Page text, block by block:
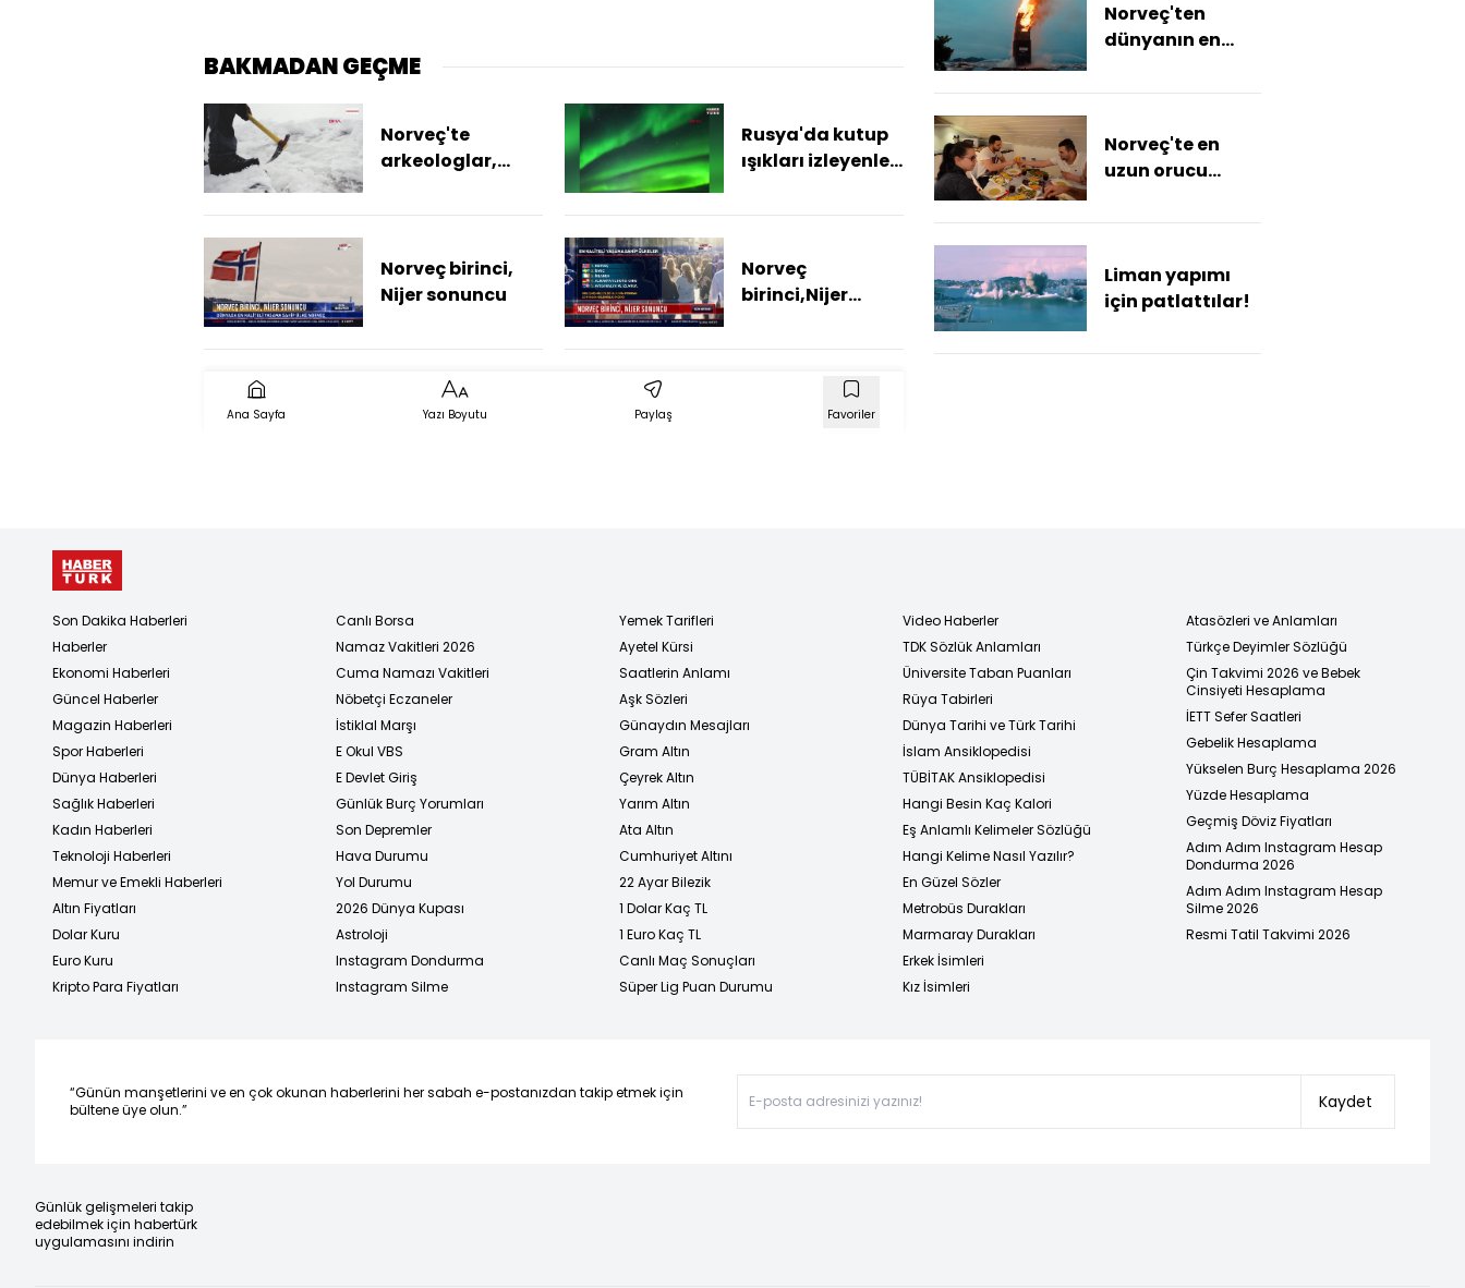
BAKMADAN GEÇME
Norveç'te
arkeologlar,
yıllık kayak
Rusya'da kutup
ışıkları izleyenleri
Norveç birinci,
Nijer sonuncu
Norveç
birinci,Nijer
Ana Sayfa Yazı Boyutu Paylaş Favoriler
Norveç'ten
dünyanın en
rekoru
Norveç'te en
uzun orucu
Liman yapımı
için patlattılar!
Son Dakika Haberleri
Haberler
Ekonomi Haberleri
Güncel Haberler
Magazin Haberleri
Spor Haberleri
Dünya Haberleri
Sağlık Haberleri
Kadın Haberleri
Teknoloji Haberleri
Memur ve Emekli Haberleri
Altın Fiyatları
Dolar Kuru
Euro Kuru
Kripto Para Fiyatları
Canlı Borsa
Namaz Vakitleri 2026
Cuma Namazı Vakitleri
Nöbetçi Eczaneler
İstiklal Marşı
E Okul VBS
E Devlet Giriş
Günlük Burç Yorumları
Son Depremler
Hava Durumu
Yol Durumu
2026 Dünya Kupası
Astroloji
Instagram Dondurma
Instagram Silme
Yemek Tarifleri
Ayetel Kürsi
Saatlerin Anlamı
Aşk Sözleri
Günaydın Mesajları
Gram Altın
Çeyrek Altın
Yarım Altın
Ata Altın
Cumhuriyet Altını
22 Ayar Bilezik
1 Dolar Kaç TL
1 Euro Kaç TL
Canlı Maç Sonuçları
Süper Lig Puan Durumu
Video Haberler
TDK Sözlük Anlamları
Üniversite Taban Puanları
Rüya Tabirleri
Dünya Tarihi ve Türk Tarihi
İslam Ansiklopedisi
TÜBİTAK Ansiklopedisi
Hangi Besin Kaç Kalori
Eş Anlamlı Kelimeler Sözlüğü
Hangi Kelime Nasıl Yazılır?
En Güzel Sözler
Metrobüs Durakları
Marmaray Durakları
Erkek İsimleri
Kız İsimleri
Atasözleri ve Anlamları
Türkçe Deyimler Sözlüğü
Çin Takvimi 2026 ve Bebek
Cinsiyeti Hesaplama
İETT Sefer Saatleri
Gebelik Hesaplama
Yükselen Burç Hesaplama 2026
Yüzde Hesaplama
Geçmiş Döviz Fiyatları
Adım Adım Instagram Hesap
Dondurma 2026
Adım Adım Instagram Hesap
Silme 2026
Resmi Tatil Takvimi 2026
“Günün manşetlerini ve en çok okunan haberlerini her sabah e-postanızdan takip etmek için
bültene üye olun.”
Kaydet
Günlük gelişmeleri takip
edebilmek için habertürk
uygulamasını indirin